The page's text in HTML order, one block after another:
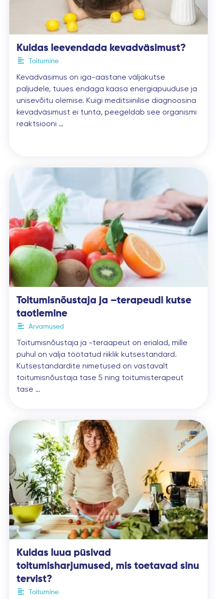
Kuidas leevendada kevadväsimust?
Toitumine
Kevadväsimus on iga-aastane väljakutse
paljudele, tuues endaga kaasa energiapuuduse ja
unisevõitu olemise. Kuigi meditsiinilise diagnoosina
kevadväsimust ei tunta, peegeldab see organismi
reaktsiooni …
Toitumisnõustaja ja –terapeudi kutse
taotlemine
Arvamused
Toitumisnõustaja ja -teraapeut on erialad, mille
puhul on välja töötatud riiklik kutsestandard.
Kutsestandardite nimetused on vastavalt
toitumisnõustaja tase 5 ning toitumisterapeut
tase …
Kuidas luua püsivad
toitumisharjumused, mis toetavad sinu
tervist?
Toitumine